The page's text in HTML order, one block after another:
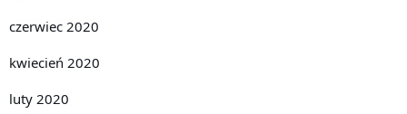
czerwiec 2020
kwiecień 2020
luty 2020